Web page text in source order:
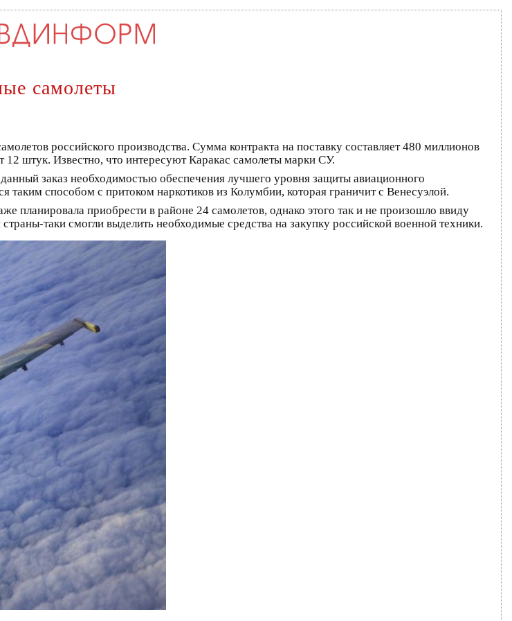
самолеты
российского производства. Сумма контракта на поставку составляет 480 миллионов
12 штук. Известно, что интересуют Каракас самолеты марки СУ.
заказ необходимостью обеспечения лучшего уровня защиты авиационного
таким способом с притоком наркотиков из Колумбии, которая граничит с Венесуэлой.
планировала приобрести в районе 24 самолетов, однако этого так и не произошло ввиду
таки смогли выделить необходимые средства на закупку российской военной техники.